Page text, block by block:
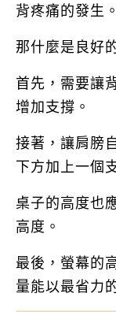
背疼痛的發生。
那什麼是良好
首先，需要讓
增加支撐。
接著，讓肩膀
下方加上一個
桌子的高度也
高度。
最後，螢幕的
量能以最省力